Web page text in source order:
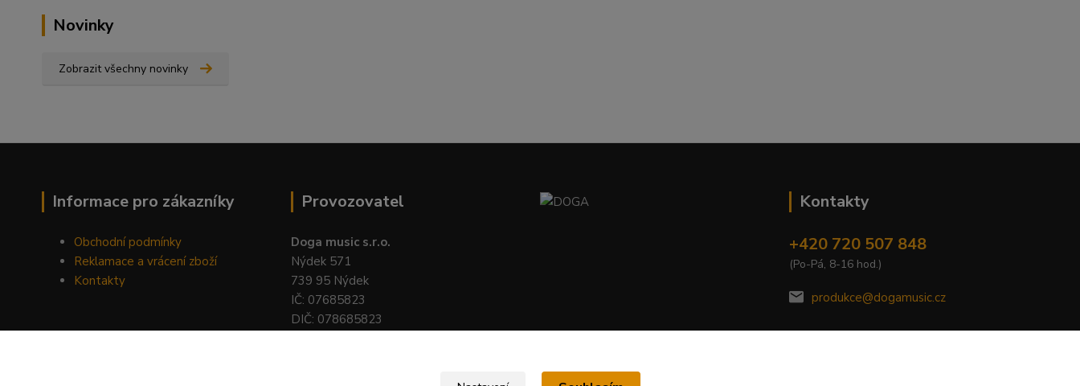
Novinky
Zobrazit všechny novinky
Informace pro zákazníky
Obchodní podmínky
Reklamace a vrácení zboží
Kontakty
Provozovatel
Doga music s.r.o.
Nýdek 571
739 95 Nýdek
IČ: 07685823
DIČ: 078685823
Kontakty
+420 720 507 848
(Po-Pá, 8-16 hod.)
produkce@dogamusic.cz